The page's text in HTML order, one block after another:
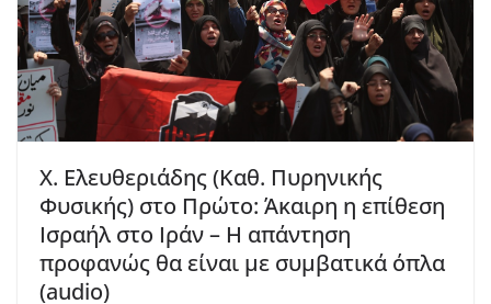
Χ. Ελευθεριάδης (Καθ. Πυρηνικής
Φυσικής) στο Πρώτο: Άκαιρη η επίθεση
Ισραήλ στο Ιράν – Η απάντηση
προφανώς θα είναι με συμβατικά όπλα
(audio)